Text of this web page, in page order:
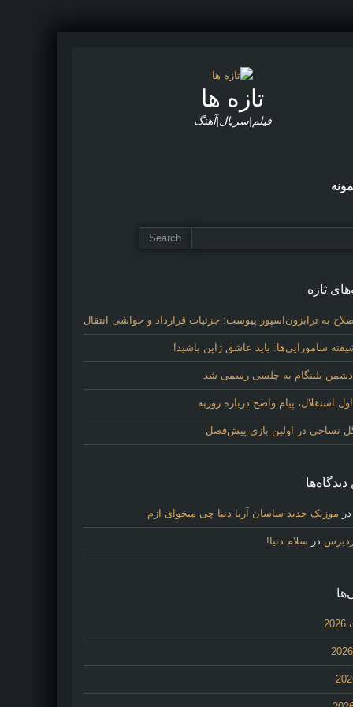
تازه ها
فیلم|سریال|آهنگ
تازه
به ترابزون‌اسپور پیوست: جزئیات قرارداد و حواشی انتقال
سامورایی‌ها: باید عاشق ژاپن باشید!
دشمن بلینگام به چلسی رسمی شد
استقلال، پیام واضح درباره روزبه
نساجی در اولین بازی پیش‌فصل
موزیک جدید ساسان آریا دنیا چی میخوای ازم
در سلام دنیا!